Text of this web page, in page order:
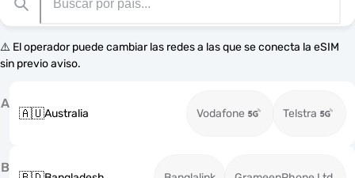
⚠️ El operador puede cambiar las redes a las que se conecta la eSIM
sin previo aviso.
A
🇦🇺Australia Vodafone Telstra
B